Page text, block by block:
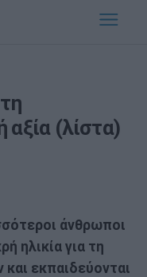
αξία (λίστα)
άνθρωποι
ηλικία για τη
εκπαιδεύονται